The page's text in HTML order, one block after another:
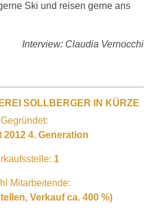
Ski und reisen gerne ans
Interview: Claudia Vernocchi
SOLLBERGER IN KÜRZE
Gegründet:
2012 4. Generation
1
Mitarbeitende:
Verkauf ca. 400 %)